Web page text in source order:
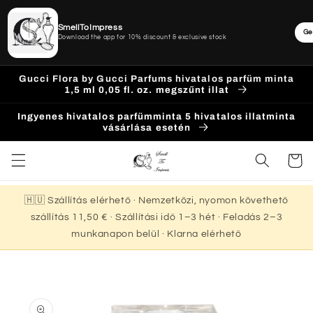
Ugrás a
tartalomhoz
Gucci Flora by Gucci Parfums hivatalos parfüm minta
1,5 ml 0,05 fl. oz. megszűnt illat
Ingyenes hivatalos parfümminta 5 hivatalos illatminta
vásárlása esetén
Kosár
🇭🇺 Szállítás elérhető · Nemzetközi, nyomon követhető
szállítás 11,50 € · Szállítási idő 1–3 hét · Feladás 2–3
munkanapon belül · Klarna elérhető
a
SmellToImpress
Download the app for 10% discount & exclusive stock